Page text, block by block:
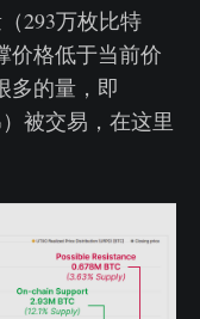
293万枚比特
价格低于当前价
多的量，即
被交易，在这里